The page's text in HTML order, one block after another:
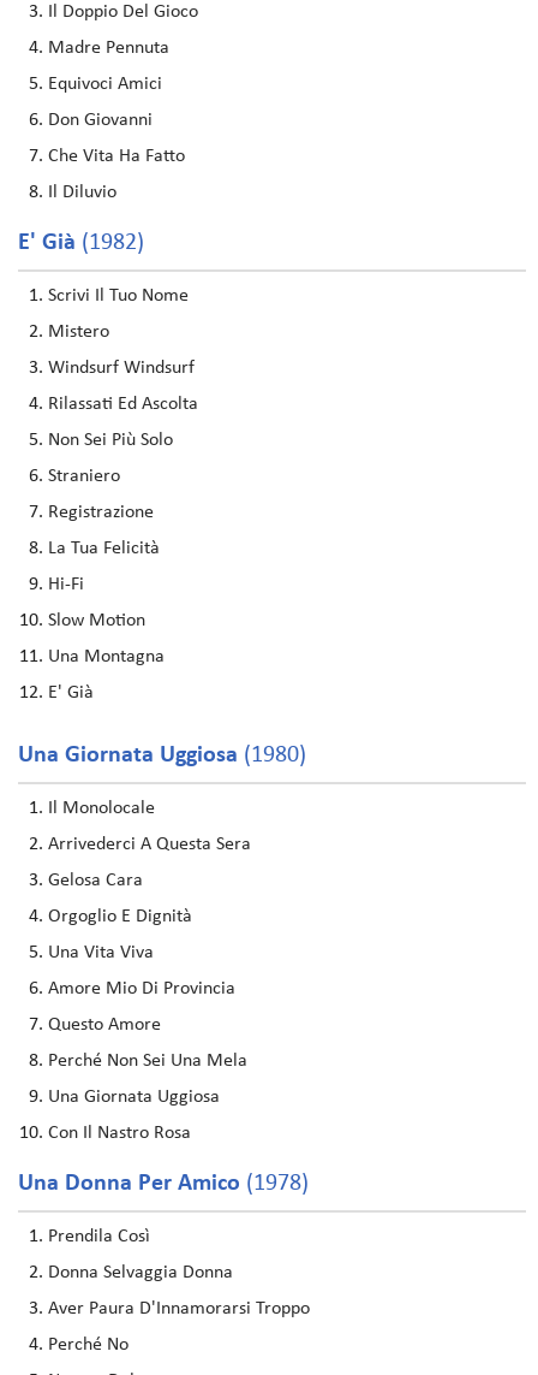
Il Doppio Del Gioco
Madre Pennuta
Equivoci Amici
Don Giovanni
Che Vita Ha Fatto
Il Diluvio
E' Già (1982)
Scrivi Il Tuo Nome
Mistero
Windsurf Windsurf
Rilassati Ed Ascolta
Non Sei Più Solo
Straniero
Registrazione
La Tua Felicità
Hi-Fi
Slow Motion
Una Montagna
E' Già
Una Giornata Uggiosa (1980)
Il Monolocale
Arrivederci A Questa Sera
Gelosa Cara
Orgoglio E Dignità
Una Vita Viva
Amore Mio Di Provincia
Questo Amore
Perché Non Sei Una Mela
Una Giornata Uggiosa
Con Il Nastro Rosa
Una Donna Per Amico (1978)
Prendila Così
Donna Selvaggia Donna
Aver Paura D'Innamorarsi Troppo
Perché No